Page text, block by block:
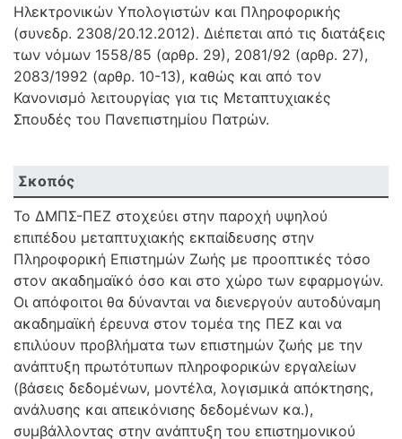
Ηλεκτρονικών Υπολογιστών και Πληροφορικής
(συνεδρ. 2308/20.12.2012). Διέπεται από τις διατάξεις
των νόμων 1558/85 (αρθρ. 29), 2081/92 (αρθρ. 27),
2083/1992 (αρθρ. 10-13), καθώς και από τον
Κανονισμό λειτουργίας για τις Μεταπτυχιακές
Σπουδές του Πανεπιστημίου Πατρών.
Σκοπός
Το ΔΜΠΣ-ΠΕΖ στοχεύει στην παροχή υψηλού
επιπέδου μεταπτυχιακής εκπαίδευσης στην
Πληροφορική Επιστημών Ζωής με προοπτικές τόσο
στον ακαδημαϊκό όσο και στο χώρο των εφαρμογών.
Οι απόφοιτοι θα δύνανται να διενεργούν αυτοδύναμη
ακαδημαϊκή έρευνα στον τομέα της ΠΕΖ και να
επιλύουν προβλήματα των επιστημών ζωής με την
ανάπτυξη πρωτότυπων πληροφορικών εργαλείων
(βάσεις δεδομένων, μοντέλα, λογισμικά απόκτησης,
ανάλυσης και απεικόνισης δεδομένων κα.),
συμβάλλοντας στην ανάπτυξη του επιστημονικού